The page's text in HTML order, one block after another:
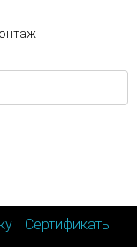
Сертификаты